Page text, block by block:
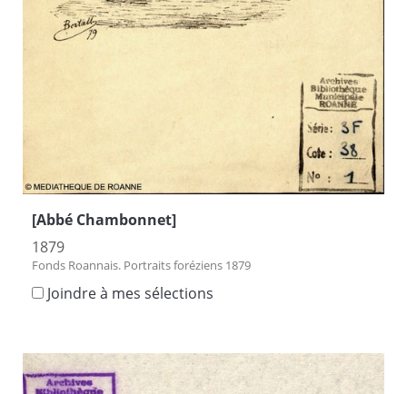
[Abbé Chambonnet]
1879
Fonds Roannais. Portraits foréziens 1879
Joindre à mes sélections